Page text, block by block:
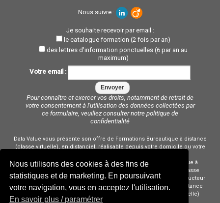
Nous suivre :
Je souhaite recevoir par email :
le catalogue formation (2 fois par an)
des lettres d'information ponctuelles (6 par an au
maximum)
Votre email :
Pour connaître et exercer vos droits, notamment de retrait de
votre consentement à l'utilisation des données collectées par
ce formulaire, veuillez consulter notre politique de
confidentialité
Data Value vous présente son offre de Formations Bureautique à distance
(classe virtuelle), en distanciel, réalisable depuis votre domicile ou votre
Cours Bureautique à distance (classe virtuelle) Stage Bureautique à
distance (classe virtuelle) Formateur Bureautique à distance (classe
virtuelle) Professeur Bureautique à distance (classe virtuelle) Instructeur
Bureautique à distance (classe virtuelle) Coach Bureautique à distance
(classe virtuelle) Consultant Bureautique à distance (classe virtuelle)
Nous utilisons des cookies à des fins de
statistiques et de marketing. En poursuivant
votre navigation, vous en acceptez l'utilisation.
En savoir plus / paramétrer